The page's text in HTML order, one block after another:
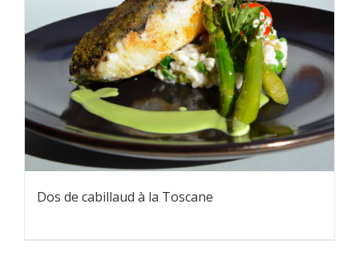
Dos de cabillaud à la Toscane